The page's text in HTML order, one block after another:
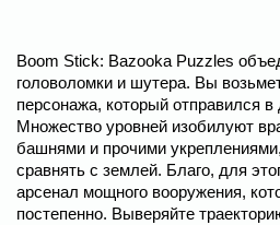
Boom Stick: Bazooka Puzzles
головоломки и шутера. Вы
персонажа, который отправился в
Множество уровней изобилуют
башнями и прочими
сравнять с землей. Благо, для
арсенал мощного вооружения,
постепенно. Выверяйте